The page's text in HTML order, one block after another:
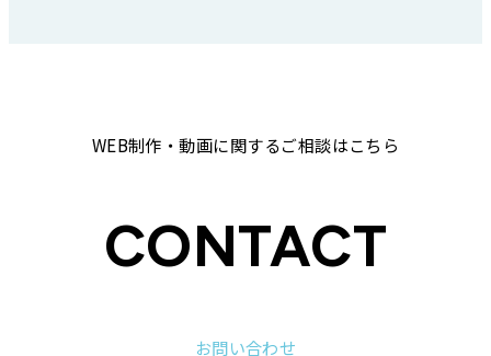
WEB制作・動画に関するご相談はこちら
CONTACT
お問い合わせ